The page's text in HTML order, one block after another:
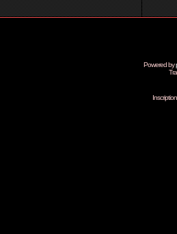
Powered by